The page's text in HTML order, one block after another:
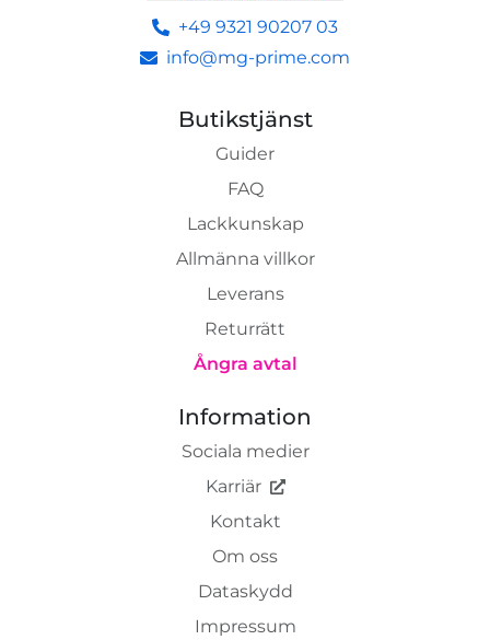
+49 9321 90207 03
info@mg-prime.com
Butikstjänst
Guider
FAQ
Lackkunskap
Allmänna villkor
Leverans
Returrätt
Ångra avtal
Information
Sociala medier
Karriär
Kontakt
Om oss
Dataskydd
Impressum